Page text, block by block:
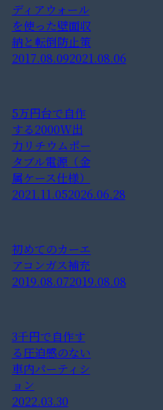
ディアウォール
を使った壁面収
納と転倒防止策
2017.08.092021.08.06
5万円台で自作
する2000W出
力リチウムポー
タブル電源（金
属ケース仕様）
2021.11.052026.06.28
初めてのカーエ
アコンガス補充
2019.08.072019.08.08
3千円で自作す
る圧迫感のない
車内パーティシ
ョン
2022.03.30